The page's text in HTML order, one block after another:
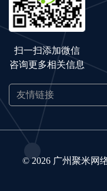
扫一扫添加微信
咨询更多相关信息
© 2026 广州聚米网